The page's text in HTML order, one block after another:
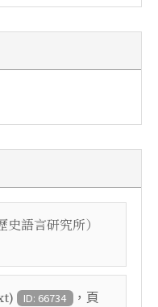
語言研究所）
ID: 66734 ，頁